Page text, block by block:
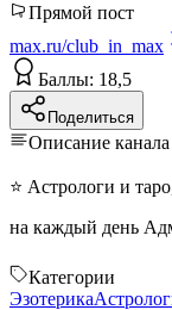
Прямой пост
max.ru/club_in_max
Баллы: 18,5
Поделиться
Описание
⭐ Астрологи и
на
Категории
Эзотерика